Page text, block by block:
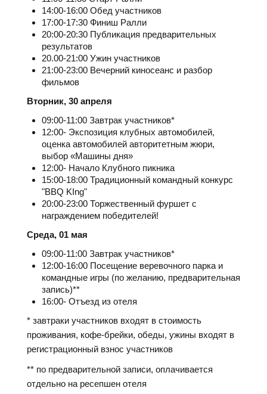
14:00-16:00 Обед участников
17:00-17:30 Финиш Ралли
20:00-20:30 Публикация предварительных
результатов
20.00-21:00 Ужин участников
21:00-23:00 Вечерний киносеанс и разбор
фильмов
Вторник, 30 апреля
09:00-11:00 Завтрак участников*
12:00- Экспозиция клубных автомобилей,
оценка автомобилей авторитетным жюри,
выбор «Машины дня»
12:00- Начало Клубного пикника
15:00-18:00 Традиционный командный конкурс
"BBQ KIng"
20:00-23:00 Торжественный фуршет с
награждением победителей!
Среда, 01 мая
09:00-11:00 Завтрак участников*
12:00-16:00 Посещение веревочного парка и
командные игры (по желанию, предварительная
запись)**
16:00- Отъезд из отеля
* завтраки участников входят в стоимость
проживания, кофе-брейки, обеды, ужины входят в
регистрационный взнос участников
** по предварительной записи, оплачивается
отдельно на ресепшен отеля